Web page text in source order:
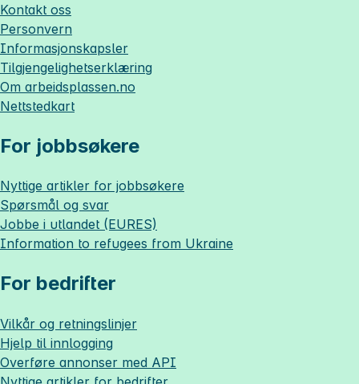
Kontakt oss
Personvern
Informasjonskapsler
Tilgjengelighetserklæring
Om arbeidsplassen.no
Nettstedkart
For jobbsøkere
Nyttige artikler for jobbsøkere
Spørsmål og svar
Jobbe i utlandet (EURES)
Information to refugees from Ukraine
For bedrifter
Vilkår og retningslinjer
Hjelp til innlogging
Overføre annonser med API